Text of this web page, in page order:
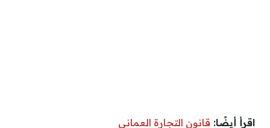
اقرأ أيضًا: قانون التجارة العماني